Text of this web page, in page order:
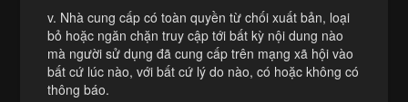
v. Nhà cung cấp có toàn quyền từ chối xuất bản, loại
bỏ hoặc ngăn chặn truy cập tới bất kỳ nội dung nào
mà người sử dụng đã cung cấp trên mạng xã hội vào
bất cứ lúc nào, với bất cứ lý do nào, có hoặc không có
thông báo.